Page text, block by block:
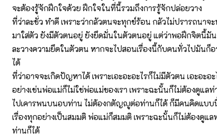
จะต้องรู้จักฝึกใจด้วย ฝึกใจในที่นี้รวมถึงการรู้จักปล่อยวาง
ที่ว่าละชั่ว ทำดี เพราะว่ากลัวตนจะทุกข์ร้อน กลัวไม่ปรารถนาจะ
มาใส่ตัว ยังมีตัวตนอยู่ ยังยึดมั่นในตัวตนอยู่ แต่ว่าพอฝึกจิตนี้มั
ละวางความยึดในตัวตน หากจะไปสอนเรื่องนี้กับคนทั่วไปมันก็
ได้
ที่ว่าอาจจะเกิดปัญหาได้ เพราะเอะอะอะไรก็ไม่มีตัวตน เอะอะอ
อย่างเช่นพ่อแม่ก็ไม่ใช่พ่อแม่ของเรา เพราะฉะนั้นก็ไม่ต้องดูแลท่
ไปเคารพนบนอบท่าน ไม่ต้องกตัญญูต่อท่านก็ได้ ก็มีคนคิดแบบ
เรื่องทุกอย่างเป็นสมมติ พ่อแม่ก็สมมติ เพราะฉะนั้นก็ไม่ต้องดูแ
ท่านก็ได้